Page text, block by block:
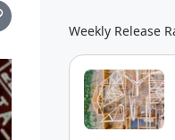
Weekly Release